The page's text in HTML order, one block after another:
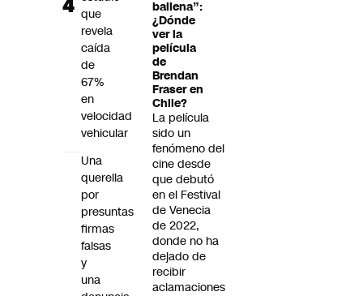
ballena”:
¿Dónde
ver la
película
de
Brendan
Fraser en
Chile?
La película
sido un
fenómeno del
cine desde
que debutó
en el Festival
de Venecia
de 2022,
donde no ha
dejado de
recibir
aclamaciones
que
revela
caída
de
67%
en
velocidad
vehicular
Una
querella
por
presuntas
firmas
falsas
y
una